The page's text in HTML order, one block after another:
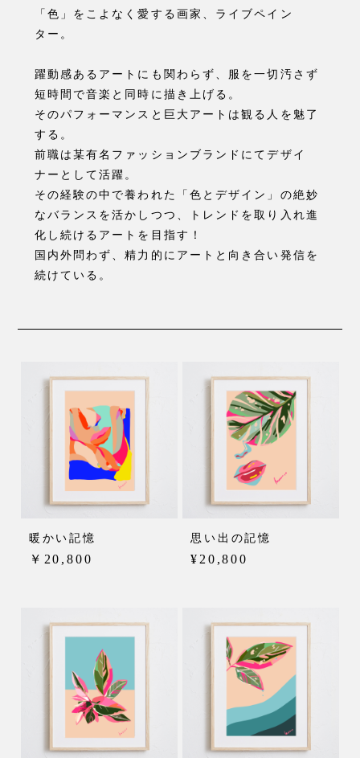
「色」をこよなく愛する画家、ライブペイン
ター。
躍動感あるアートにも関わらず、服を一切汚さず
短時間で音楽と同時に描き上げる。
そのパフォーマンスと巨大アートは観る人を魅了
する。
前職は某有名ファッションブランドにてデザイ
ナーとして活躍。
その経験の中で養われた「色とデザイン」の絶妙
なバランスを活かしつつ、
トレンドを取り入れ進
化し続けるアートを目指す！
国内外問わず、精力的にアートと向き合い発信を
続けている。
暖かい記憶
￥20,800
思い出の記憶
¥20,800